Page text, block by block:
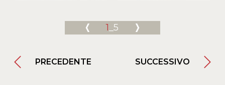
1 _5
PRECEDENTE SUCCESSIVO